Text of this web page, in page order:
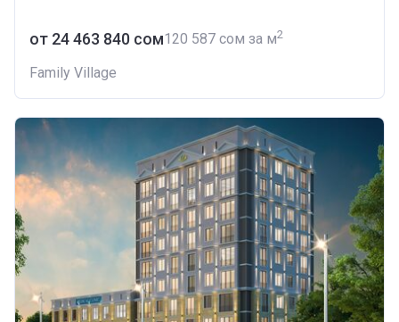
от ‍24 463 840 сом‍120 587 сом за м2
Family Village